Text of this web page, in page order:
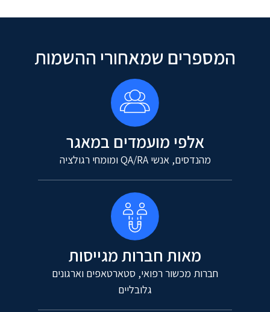
המספרים שמאחורי ההשמות
אלפי מועמדים במאגר
מהנדסים, אנשי QA/RA ומומחי רגולציה
מאות חברות מגייסות
חברות מכשור רפואי, סטארטאפים וארגונים
גלובליים